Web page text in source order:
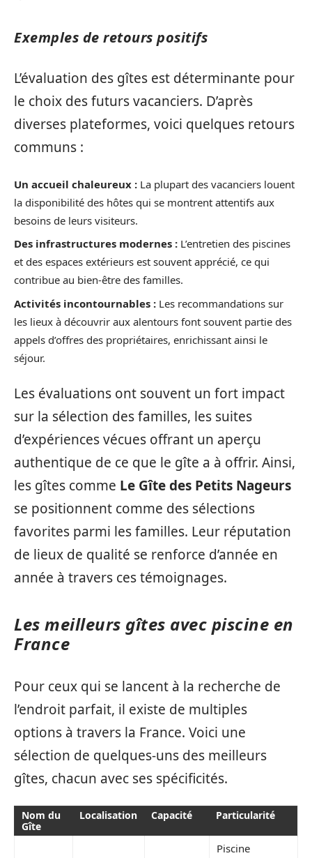
Exemples de retours positifs
L’évaluation des gîtes est déterminante pour
le choix des futurs vacanciers. D’après
diverses plateformes, voici quelques retours
communs :
Un accueil chaleureux : La plupart des vacanciers louent
la disponibilité des hôtes qui se montrent attentifs aux
besoins de leurs visiteurs.
Des infrastructures modernes : L’entretien des piscines
et des espaces extérieurs est souvent apprécié, ce qui
contribue au bien-être des familles.
Activités incontournables : Les recommandations sur
les lieux à découvrir aux alentours font souvent partie des
appels d’offres des propriétaires, enrichissant ainsi le
séjour.
Les évaluations ont souvent un fort impact
sur la sélection des familles, les suites
d’expériences vécues offrant un aperçu
authentique de ce que le gîte a à offrir. Ainsi,
les gîtes comme Le Gîte des Petits Nageurs
se positionnent comme des sélections
favorites parmi les familles. Leur réputation
de lieux de qualité se renforce d’année en
année à travers ces témoignages.
Les meilleurs gîtes avec piscine en
France
Pour ceux qui se lancent à la recherche de
l’endroit parfait, il existe de multiples
options à travers la France. Voici une
sélection de quelques-uns des meilleurs
gîtes, chacun avec ses spécificités.
Nom du
Gîte
Localisation Capacité Particularité
Piscine